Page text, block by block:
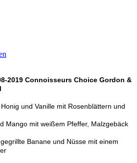
2019 Connoisseurs Choice Gordon &
und Vanille mit Rosenblättern und
Mango mit weißem Pfeffer, Malzgebäck
Banane und Nüsse mit einem